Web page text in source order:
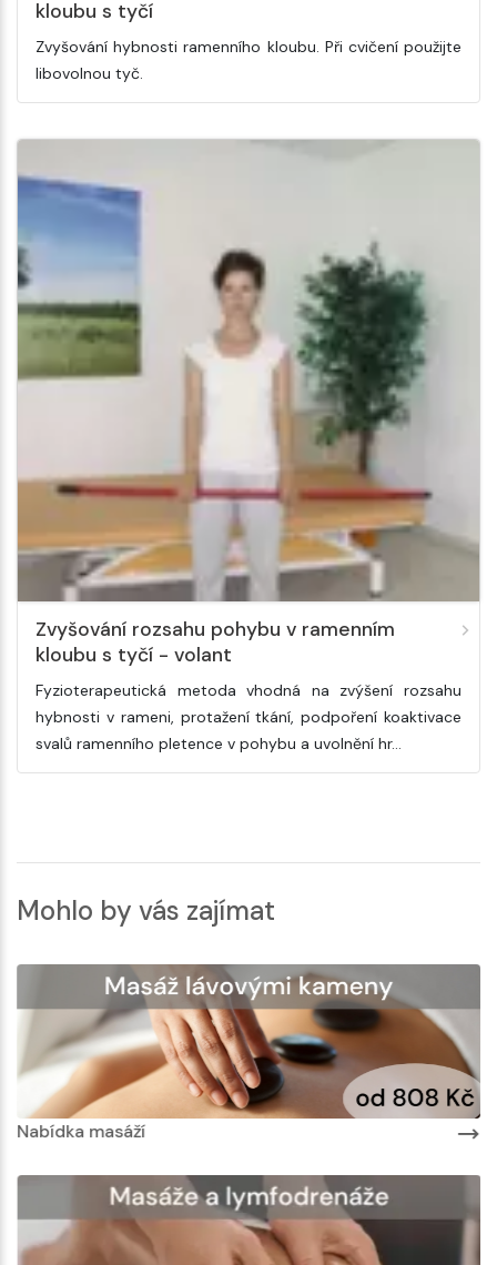
kloubu s tyčí
Zvyšování hybnosti ramenního kloubu. Při cvičení použijte
libovolnou tyč.
Zvyšování rozsahu pohybu v ramenním
kloubu s tyčí - volant
Fyzioterapeutická metoda vhodná na zvýšení rozsahu
hybnosti v rameni, protažení tkání, podpoření koaktivace
svalů ramenního pletence v pohybu a uvolnění hr…
Mohlo by vás zajímat
Nabídka masáží